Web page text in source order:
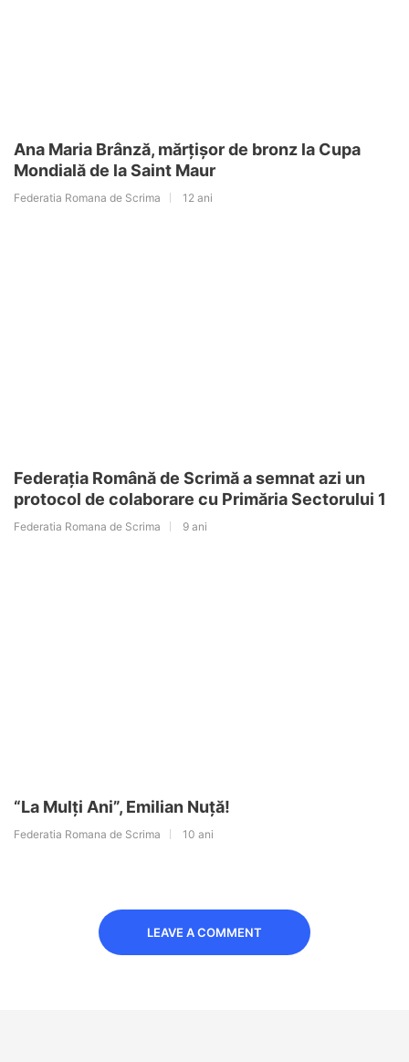
Ana Maria Brânză, mărțișor de bronz la Cupa
Mondială de la Saint Maur
Federatia Romana de Scrima 12 ani
Federația Română de Scrimă a semnat azi un
protocol de colaborare cu Primăria Sectorului 1
Federatia Romana de Scrima 9 ani
“La Mulți Ani”, Emilian Nuță!
Federatia Romana de Scrima 10 ani
LEAVE A COMMENT